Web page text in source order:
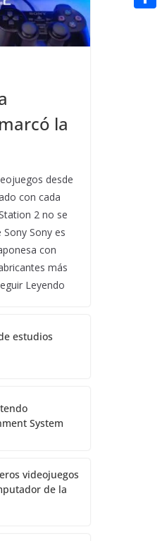
la
desde
con cada
2 no se
Sony es
con
más
Leyendo
estudios
System
videojuegos
de la
n
a